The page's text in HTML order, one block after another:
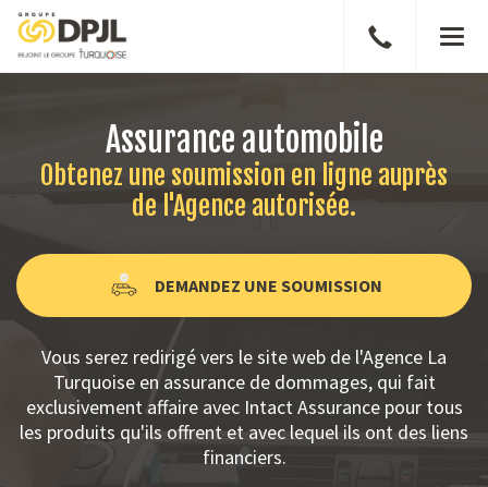
à
Assurance automobile
Obtenez une soumission en ligne auprès
de l'Agence autorisée.
DEMANDEZ UNE SOUMISSION
Vous serez redirigé vers le site web de l'Agence La
Turquoise en assurance de dommages, qui fait
exclusivement affaire avec Intact Assurance pour tous
les produits qu'ils offrent et avec lequel ils ont des liens
financiers.